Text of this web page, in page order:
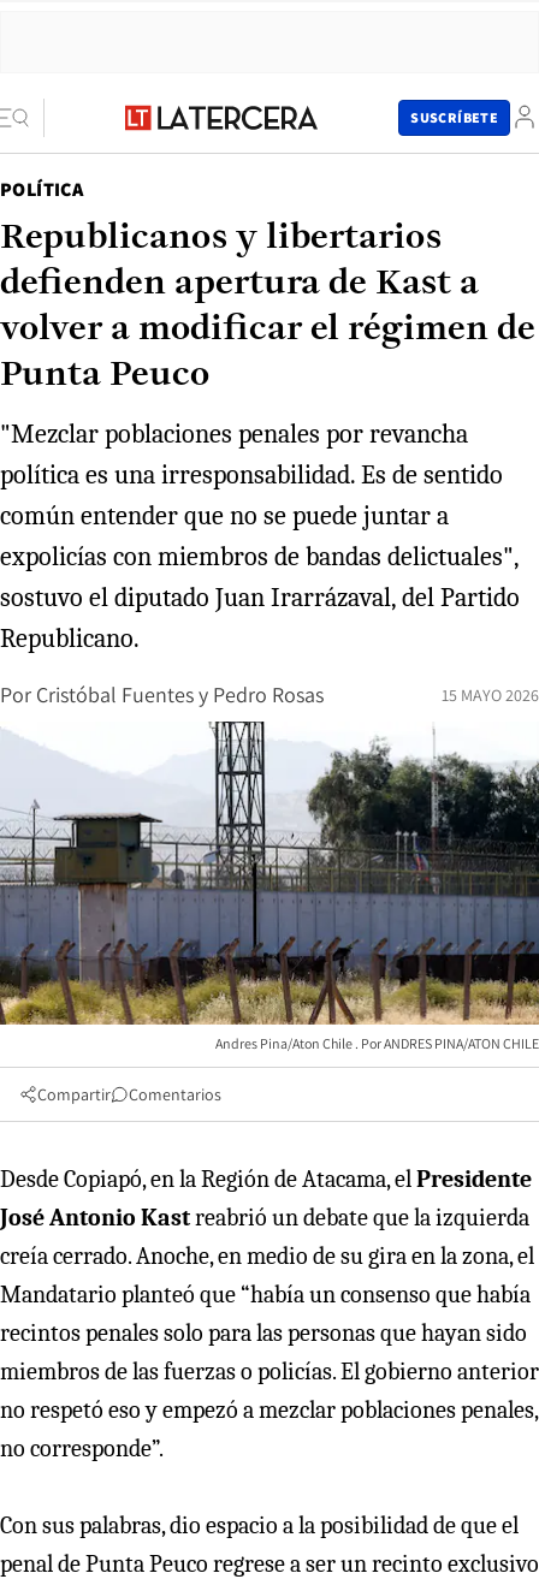
SUSCRÍBETE
POLÍTICA
Republicanos y libertarios
defienden apertura de Kast a
volver a modificar el régimen de
Punta Peuco
"Mezclar poblaciones penales por revancha
política es una irresponsabilidad. Es de sentido
común entender que no se puede juntar a
expolicías con miembros de bandas delictuales",
sostuvo el diputado Juan Irarrázaval, del Partido
Republicano.
Por Cristóbal Fuentesy Pedro Rosas 15 MAYO 2026
Andres Pina/Aton Chile ANDRES PINA/ATON CHILE
Compartir Comentarios
Desde Copiapó, en la Región de Atacama, elPresidente
José Antonio Kastreabrió un debate que la izquierda
creía cerrado. Anoche, en medio de su gira en la zona, el
Mandatario planteó que “había un consenso que había
recintos penales solo para las personas que hayan sido
miembros de las fuerzas o policías. El gobierno anterior
no respetó eso y empezó a mezclar poblaciones penales,
no corresponde”.
Con sus palabras, dio espacio a la posibilidad de que el
penal de Punta Peuco regrese a ser un recinto exclusivo